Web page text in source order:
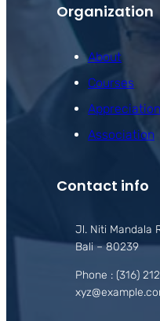
Organization
About
Courses
Appreciation
Association
Contact info
Jl. Niti Mandala
Bali – 80239
Phone : (316)